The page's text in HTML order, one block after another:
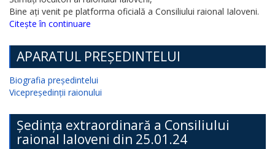
Bine ați venit pe platforma oficială a Consiliului raional Ialoveni.
Citește în continuare
APARATUL PREȘEDINTELUI
Biografia președintelui
Vicepreședinții raionului
Ședința extraordinară a Consiliului
raional Ialoveni din 25.01.24